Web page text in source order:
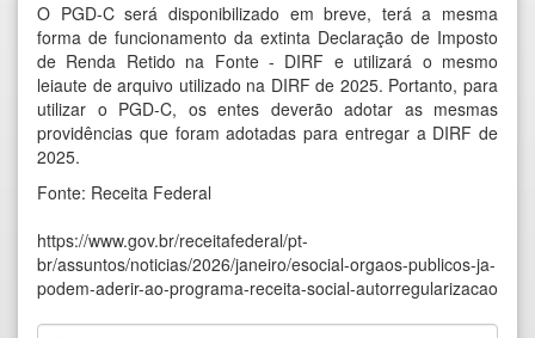
O PGD-C será disponibilizado em breve, terá a mesma
forma de funcionamento da extinta Declaração de Imposto
de Renda Retido na Fonte - DIRF e utilizará o mesmo
leiaute de arquivo utilizado na DIRF de 2025. Portanto, para
utilizar o PGD-C, os entes deverão adotar as mesmas
providências que foram adotadas para entregar a DIRF de
2025.
Fonte: Receita Federal
https://www.gov.br/receitafederal/pt-
br/assuntos/noticias/2026/janeiro/esocial-orgaos-publicos-ja-
podem-aderir-ao-programa-receita-social-autorregularizacao